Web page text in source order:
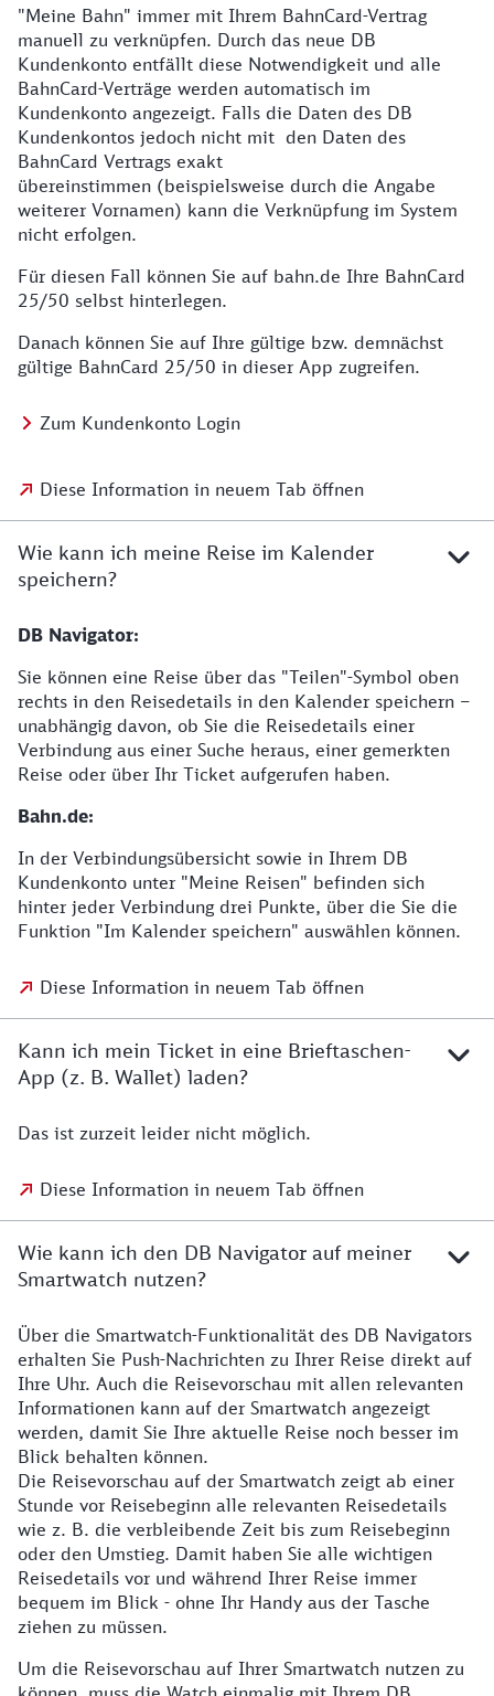
"Meine Bahn" immer mit Ihrem BahnCard-Vertrag
manuell zu verknüpfen. Durch das neue DB
Kundenkonto entfällt diese Notwendigkeit und alle
BahnCard-Verträge werden automatisch im
Kundenkonto angezeigt. Falls die Daten des DB
Kundenkontos jedoch nicht mit den Daten des
BahnCard Vertrags exakt
übereinstimmen (beispielsweise durch die Angabe
weiterer Vornamen) kann die Verknüpfung im System
nicht erfolgen.
Für diesen Fall können Sie auf bahn.de Ihre BahnCard
25/50 selbst hinterlegen.
Danach können Sie auf Ihre gültige bzw. demnächst
gültige BahnCard 25/50 in dieser App zugreifen.
Zum Kundenkonto Login
Diese Information in neuem Tab öffnen
Wie kann ich meine Reise im Kalender
speichern?
DB Navigator:
Sie können eine Reise über das "Teilen"-Symbol oben
rechts in den Reisedetails in den Kalender speichern –
unabhängig davon, ob Sie die Reisedetails einer
Verbindung aus einer Suche heraus, einer gemerkten
Reise oder über Ihr Ticket aufgerufen haben.
Bahn.de:
In der Verbindungsübersicht sowie in Ihrem DB
Kundenkonto unter "Meine Reisen" befinden sich
hinter jeder Verbindung drei Punkte, über die Sie die
Funktion "Im Kalender speichern" auswählen können.
Diese Information in neuem Tab öffnen
Kann ich mein Ticket in eine Brieftaschen-
App (z. B. Wallet) laden?
Das ist zurzeit leider nicht möglich.
Diese Information in neuem Tab öffnen
Wie kann ich den DB Navigator auf meiner
Smartwatch nutzen?
Über die Smartwatch-Funktionalität des DB Navigators
erhalten Sie Push-Nachrichten zu Ihrer Reise direkt auf
Ihre Uhr. Auch die Reisevorschau mit allen relevanten
Informationen kann auf der Smartwatch angezeigt
werden, damit Sie Ihre aktuelle Reise noch besser im
Blick behalten können.
Die Reisevorschau auf der Smartwatch zeigt ab einer
Stunde vor Reisebeginn alle relevanten Reisedetails
wie z. B. die verbleibende Zeit bis zum Reisebeginn
oder den Umstieg. Damit haben Sie alle wichtigen
Reisedetails vor und während Ihrer Reise immer
bequem im Blick - ohne Ihr Handy aus der Tasche
ziehen zu müssen.
Um die Reisevorschau auf Ihrer Smartwatch nutzen zu